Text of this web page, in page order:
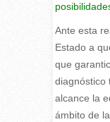
Ante esta
Estado a
que
diagnóstico
alcance la
ámbito de la